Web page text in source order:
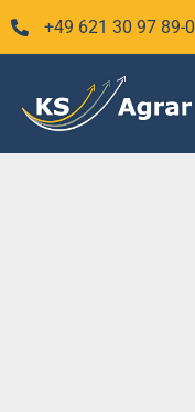
Zum
Inhalt
+49 621 30 97 89-0